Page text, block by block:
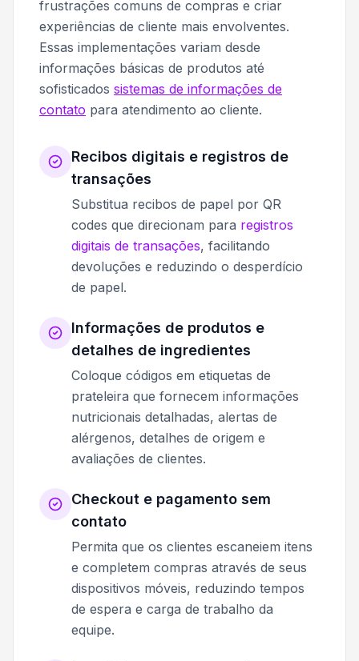
frustrações comuns de compras e criar
experiências de cliente mais envolventes.
Essas implementações variam desde
informações básicas de produtos até
sofisticados sistemas de informações de
contato para atendimento ao cliente.
Recibos digitais e registros de
transações
Substitua recibos de papel por QR
codes que direcionam para registros
digitais de transações, facilitando
devoluções e reduzindo o desperdício
de papel.
Informações de produtos e
detalhes de ingredientes
Coloque códigos em etiquetas de
prateleira que fornecem informações
nutricionais detalhadas, alertas de
alérgenos, detalhes de origem e
avaliações de clientes.
Checkout e pagamento sem
contato
Permita que os clientes escaneiem itens
e completem compras através de seus
dispositivos móveis, reduzindo tempos
de espera e carga de trabalho da
equipe.